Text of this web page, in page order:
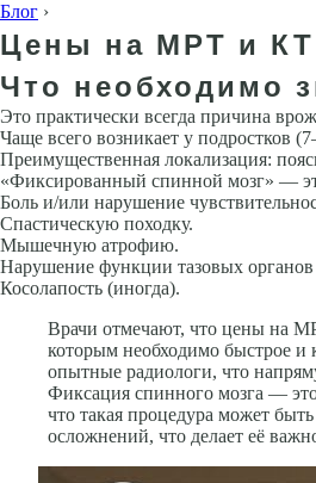
Блог ›
Цены на МРТ и КТ
Что необходимо
Это практически всегда причина
Чаще всего возникает у под­ростков
Преимущественная локализация:
«Фиксированный спинной мозг» —
Боль и/или нарушение
Спастическую походку.
Мышечную атрофию.
Нарушение функции тазовых органов
Косолапость (иногда).
Врачи отмечают, что цены на
которым необходимо быстрое и
опытные радиологи, что
Фиксация спинного мозга —
что такая процедура может
осложнений, что делает её